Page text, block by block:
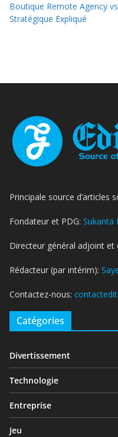
Boutique Remote Agency
Stratégique Expliqué
Principale source d’articles
Fondateur et PDG: Sukanta
Directeur général adjoint et
Rédacteur (par intérim):
Contactez-nous:
Catégories
Divertissement
Technologie
Entreprise
Jeu